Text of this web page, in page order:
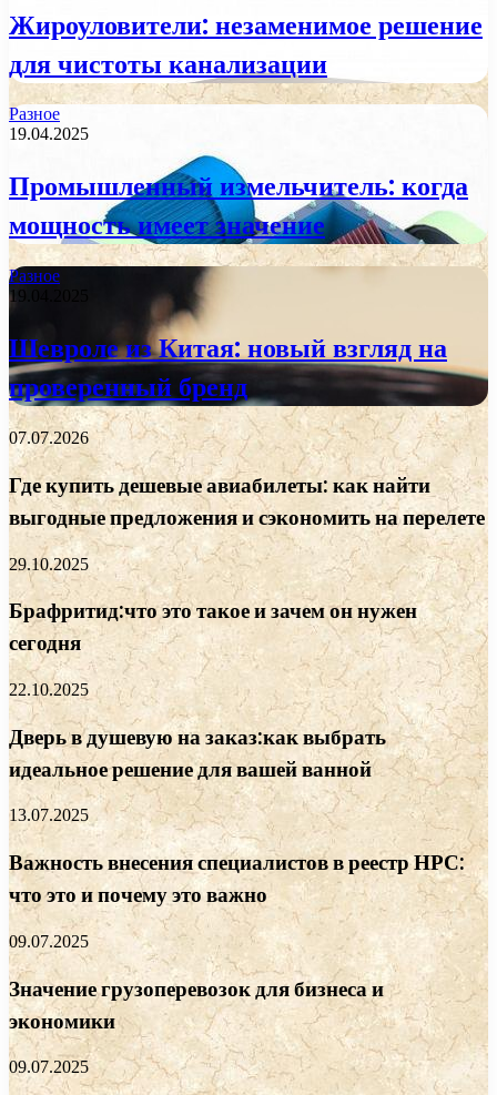
Жироуловители: незаменимое решение
для чистоты канализации
Разное
19.04.2025
Промышленный измельчитель: когда
мощность имеет значение
Разное
19.04.2025
Шевроле из Китая: новый взгляд на
проверенный бренд
07.07.2026
Где купить дешевые авиабилеты: как найти
выгодные предложения и сэкономить на перелете
29.10.2025
Брафритид:что это такое и зачем он нужен
сегодня
22.10.2025
Дверь в душевую на заказ:как выбрать
идеальное решение для вашей ванной
13.07.2025
Важность внесения специалистов в реестр НРС:
что это и почему это важно
09.07.2025
Значение грузоперевозок для бизнеса и
экономики
09.07.2025